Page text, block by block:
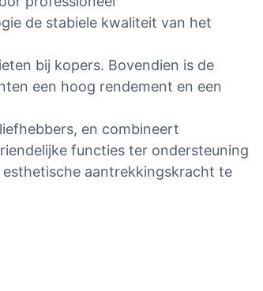
de stabiele kwaliteit van het
bij kopers. Bovendien is de
een hoog rendement en een
en combineert
functies ter ondersteuning
aantrekkingskracht te